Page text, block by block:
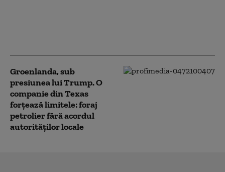
Groenlanda, sub
presiunea lui Trump. O
companie din Texas
forțează limitele: foraj
petrolier fără acordul
autorităților locale